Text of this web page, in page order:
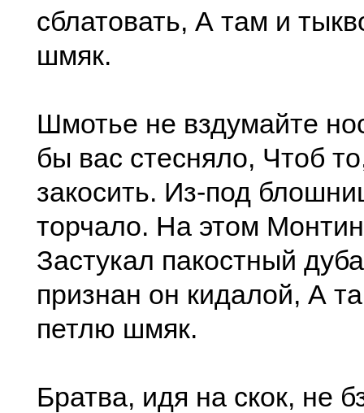
сблатовать, А там и
шмяк.
Шмотье не вздумайте
бы вас стесняло, Чтоб
закосить. Из-под
торчало. На этом
Застукал пакостный
признан он кидалой, А
петлю шмяк.
Братва, идя на скок, не